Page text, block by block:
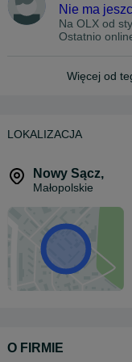
Nie ma
Na OLX od
Ostatnio
Więcej od
LOKALIZACJA
Nowy Sącz,
Małopolskie
O FIRMIE